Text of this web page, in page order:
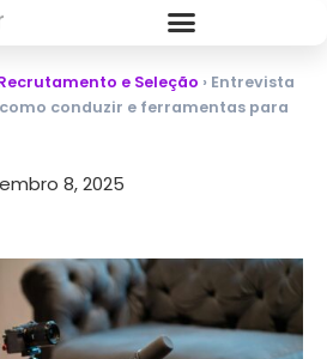
e Seleção › Entrevista
conduzir e ferramentas para
8, 2025